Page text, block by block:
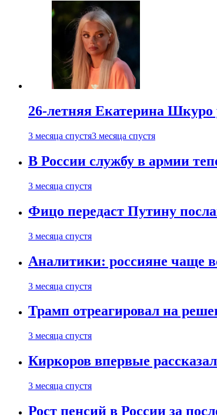
26-летняя Екатерина Шкуро
3 месяца спустя3 месяца спустя
В России службу в армии
3 месяца спустя
Фицо передаст Путину
3 месяца спустя
Аналитики: россияне чаще
3 месяца спустя
Трамп отреагировал на
3 месяца спустя
Киркоров впервые
3 месяца спустя
Рост пенсий в России за